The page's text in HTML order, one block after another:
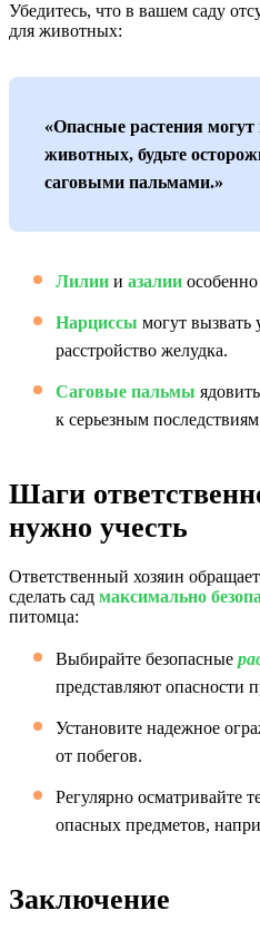
Убедитесь, что в вашем саду
для животных:
«Опасные растения
животных, будьте
саговыми пальмами.»
Лилии и азалии
Нарциссы могут
расстройство желудка.
Саговые пальмы
к серьезным
Шаги
нужно учесть
Ответственный хозяин
сделать сад максимально
питомца:
Выбирайте безопасные
представляют опасности
Установите надежное
от побегов.
Регулярно осматривайте
опасных предметов,
Заключение